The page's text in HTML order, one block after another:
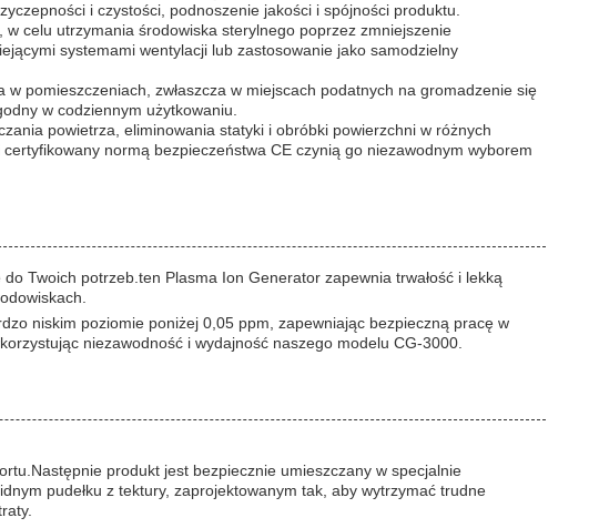
i czystości, podnoszenie jakości i spójności produktu.
celu utrzymania środowiska sterylnego poprzez zmniejszenie
systemami wentylacji lub zastosowanie jako samodzielny
pomieszczeniach, zwłaszcza w miejscach podatnych na gromadzenie się
w codziennym użytkowaniu.
powietrza, eliminowania statyki i obróbki powierzchni w różnych
normą bezpieczeństwa CE czynią go niezawodnym wyborem
Twoich potrzeb.ten Plasma Ion Generator zapewnia trwałość i lekką
niskim poziomie poniżej 0,05 ppm, zapewniając bezpieczną pracę w
niezawodność i wydajność naszego modelu CG-3000.
produkt jest bezpiecznie umieszczany w specjalnie
pudełku z tektury, zaprojektowanym tak, aby wytrzymać trudne